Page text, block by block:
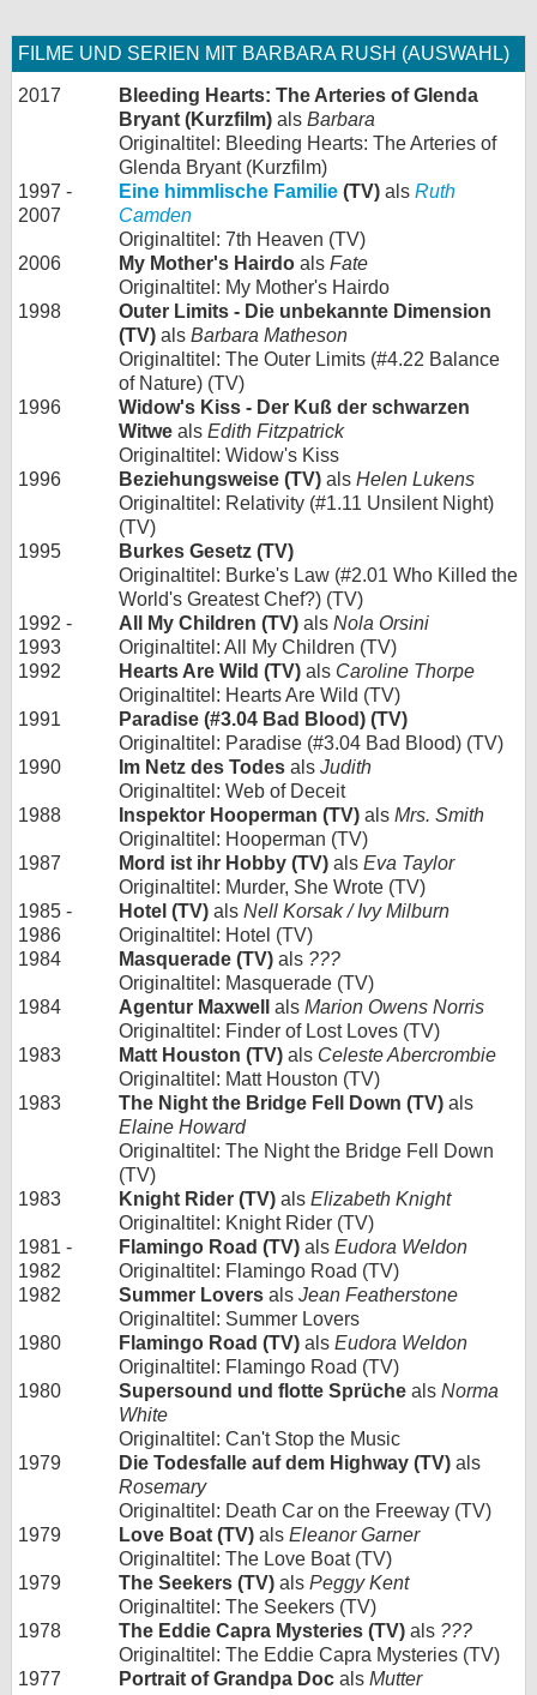
FILME UND SERIEN MIT BARBARA RUSH (AUSWAHL)
2017
Bleeding Hearts: The Arteries of Glenda
Bryant (Kurzfilm) als Barbara
Originaltitel: Bleeding Hearts: The Arteries of
Glenda Bryant (Kurzfilm)
1997 -
2007
Eine himmlische Familie (TV) als Ruth
Camden
Originaltitel: 7th Heaven (TV)
2006
My Mother's Hairdo als Fate
Originaltitel: My Mother's Hairdo
1998
Outer Limits - Die unbekannte Dimension
(TV) als Barbara Matheson
Originaltitel: The Outer Limits (#4.22 Balance
of Nature) (TV)
1996
Widow's Kiss - Der Kuß der schwarzen
Witwe als Edith Fitzpatrick
Originaltitel: Widow's Kiss
1996
Beziehungsweise (TV) als Helen Lukens
Originaltitel: Relativity (#1.11 Unsilent Night)
(TV)
1995
Burkes Gesetz (TV)
Originaltitel: Burke's Law (#2.01 Who Killed the
World's Greatest Chef?) (TV)
1992 -
1993
All My Children (TV) als Nola Orsini
Originaltitel: All My Children (TV)
1992
Hearts Are Wild (TV) als Caroline Thorpe
Originaltitel: Hearts Are Wild (TV)
1991
Paradise (#3.04 Bad Blood) (TV)
Originaltitel: Paradise (#3.04 Bad Blood) (TV)
1990
Im Netz des Todes als Judith
Originaltitel: Web of Deceit
1988
Inspektor Hooperman (TV) als Mrs. Smith
Originaltitel: Hooperman (TV)
1987
Mord ist ihr Hobby (TV) als Eva Taylor
Originaltitel: Murder, She Wrote (TV)
1985 -
1986
Hotel (TV) als Nell Korsak / Ivy Milburn
Originaltitel: Hotel (TV)
1984
Masquerade (TV) als ???
Originaltitel: Masquerade (TV)
1984
Agentur Maxwell als Marion Owens Norris
Originaltitel: Finder of Lost Loves (TV)
1983
Matt Houston (TV) als Celeste Abercrombie
Originaltitel: Matt Houston (TV)
1983
The Night the Bridge Fell Down (TV) als
Elaine Howard
Originaltitel: The Night the Bridge Fell Down
(TV)
1983
Knight Rider (TV) als Elizabeth Knight
Originaltitel: Knight Rider (TV)
1981 -
1982
Flamingo Road (TV) als Eudora Weldon
Originaltitel: Flamingo Road (TV)
1982
Summer Lovers als Jean Featherstone
Originaltitel: Summer Lovers
1980
Flamingo Road (TV) als Eudora Weldon
Originaltitel: Flamingo Road (TV)
1980
Supersound und flotte Sprüche als Norma
White
Originaltitel: Can't Stop the Music
1979
Die Todesfalle auf dem Highway (TV) als
Rosemary
Originaltitel: Death Car on the Freeway (TV)
1979
Love Boat (TV) als Eleanor Garner
Originaltitel: The Love Boat (TV)
1979
The Seekers (TV) als Peggy Kent
Originaltitel: The Seekers (TV)
1978
The Eddie Capra Mysteries (TV) als ???
Originaltitel: The Eddie Capra Mysteries (TV)
1977
Portrait of Grandpa Doc als Mutter